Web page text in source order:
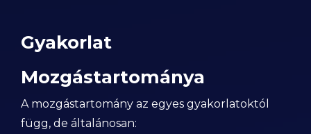
Gyakorlat
Mozgástartománya
A mozgástartomány az egyes gyakorlatoktól
függ, de általánosan: